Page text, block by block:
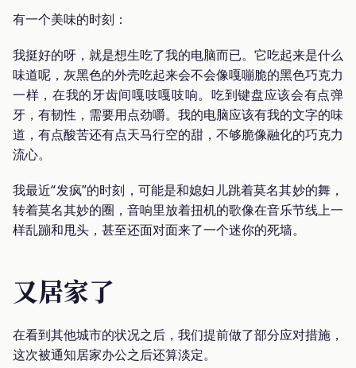
有一个美味的时刻：
我挺好的呀，就是想生吃了我的电脑而已。它吃起来是什么
味道呢，灰黑色的外壳吃起来会不会像嘎嘣脆的黑色巧克力
一样，在我的牙齿间嘎吱嘎吱响。吃到键盘应该会有点弹
牙，有韧性，需要用点劲嚼。我的电脑应该有我的文字的味
道，有点酸苦还有点天马行空的甜，不够脆像融化的巧克力
流心。
我最近“发疯”的时刻，可能是和媳妇儿跳着莫名其妙的舞，
转着莫名其妙的圈，音响里放着扭机的歌像在音乐节线上一
样乱蹦和甩头，甚至还面对面来了一个迷你的死墙。
又居家了
在看到其他城市的状况之后，我们提前做了部分应对措施，
这次被通知居家办公之后还算淡定。